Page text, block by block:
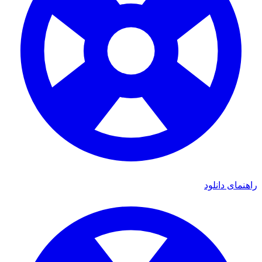
دانلود